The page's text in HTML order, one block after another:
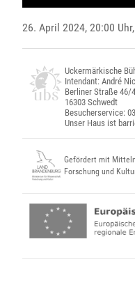
26. April 2024, 20:00 Uhr,
Uckermärkische
Intendant: André
Berliner Straße 46/
16303 Schwedt
Besucherservice:
Unser Haus ist
Gefördert mit
Forschung und